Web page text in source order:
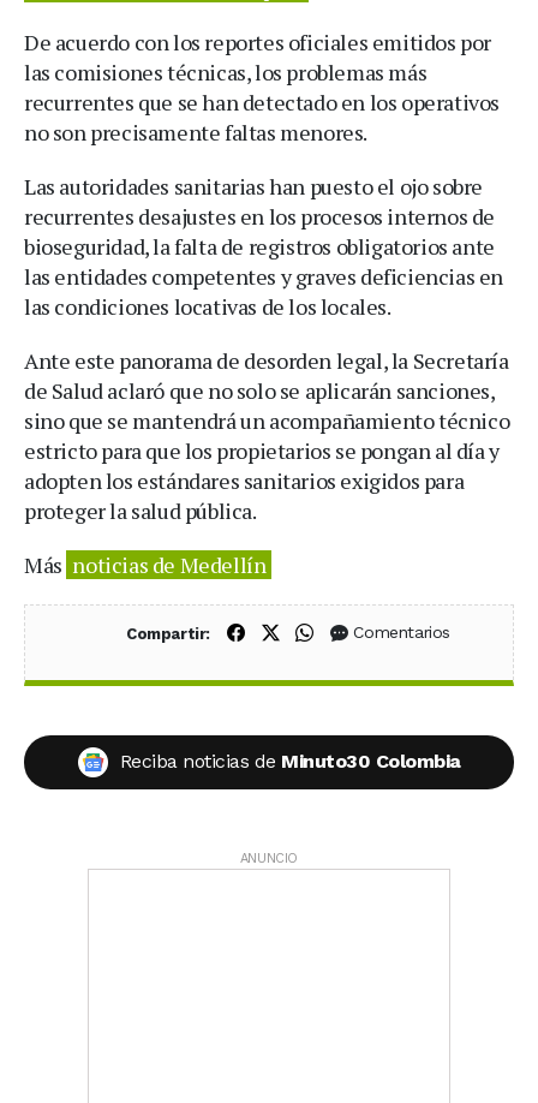
De acuerdo con los reportes oficiales emitidos por
las comisiones técnicas, los problemas más
recurrentes que se han detectado en los operativos
no son precisamente faltas menores.
Las autoridades sanitarias han puesto el ojo sobre
recurrentes desajustes en los procesos internos de
bioseguridad, la falta de registros obligatorios ante
las entidades competentes y graves deficiencias en
las condiciones locativas de los locales.
Ante este panorama de desorden legal, la Secretaría
de Salud aclaró que no solo se aplicarán sanciones,
sino que se mantendrá un acompañamiento técnico
estricto para que los propietarios se pongan al día y
adopten los estándares sanitarios exigidos para
proteger la salud pública.
Más noticias de Medellín
Compartir: Compartir en Facebook
Compartir en X (Twitter)
Compartir en WhatsApp
Comentarios
Reciba noticias de Minuto30 Colombia
ANUNCIO